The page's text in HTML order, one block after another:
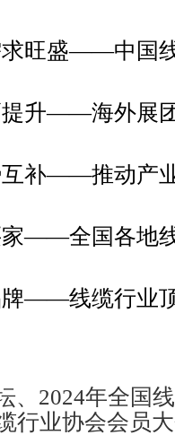
求旺盛——中国
提升——海外展
互补——推动产
家——全国各地
牌——线缆行业
、 2024年全国
行业协会会员